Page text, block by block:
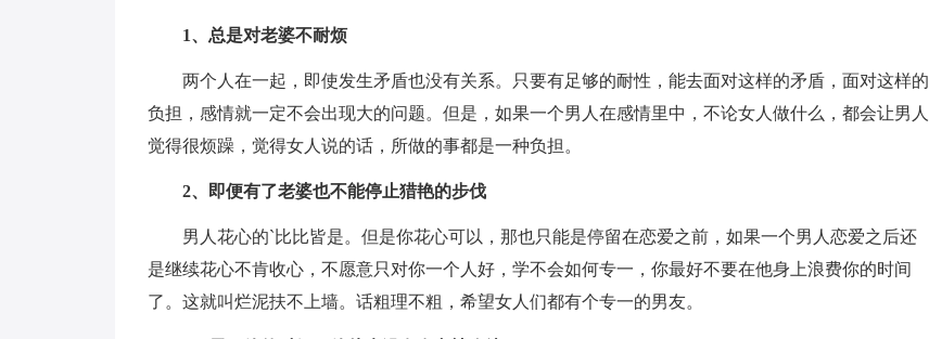
1、总是对老婆不耐烦
两个人在一起，即使发生矛盾也没有关系。只要有足够的耐性，能去面对这样的矛盾，面对这样的
负担，感情就一定不会出现大的问题。但是，如果一个男人在感情里中，不论女人做什么，都会让男人
觉得很烦躁，觉得女人说的话，所做的事都是一种负担。
2、即便有了老婆也不能停止猎艳的步伐
男人花心的`比比皆是。但是你花心可以，那也只能是停留在恋爱之前，如果一个男人恋爱之后还
是继续花心不肯收心，不愿意只对你一个人好，学不会如何专一，你最好不要在他身上浪费你的时间
了。这就叫烂泥扶不上墙。话粗理不粗，希望女人们都有个专一的男友。